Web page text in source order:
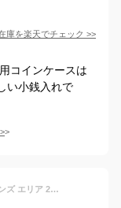
庫を楽天でチェック >>
コインケースは
い小銭入れで
>
タケオキクチ 財布 小銭入れ 馬蹄型 本革 メンズ エリア 266621 TAKEO KIKUCHI 当社限定 別注カラー コインケース ミニ財布 コンパクト 牛革 レザー シンプル 大人 ブランド[DL10]